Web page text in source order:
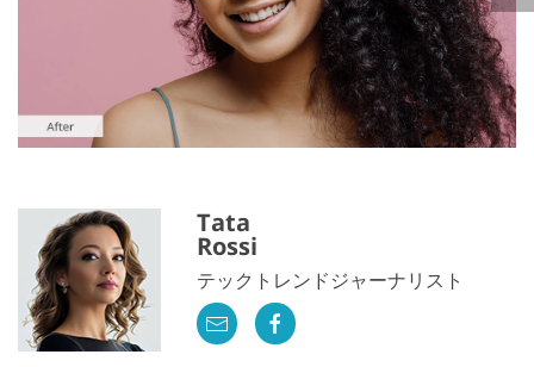
Tata
Rossi
テックトレンドジャーナリスト